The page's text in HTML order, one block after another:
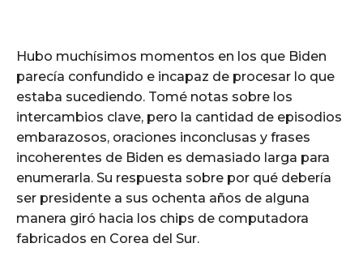
Hubo muchísimos momentos en los que Biden
parecía confundido e incapaz de procesar lo que
estaba sucediendo. Tomé notas sobre los
intercambios clave, pero la cantidad de episodios
embarazosos, oraciones inconclusas y frases
incoherentes de Biden es demasiado larga para
enumerarla. Su respuesta sobre por qué debería
ser presidente a sus ochenta años de alguna
manera giró hacia los chips de computadora
fabricados en Corea del Sur.